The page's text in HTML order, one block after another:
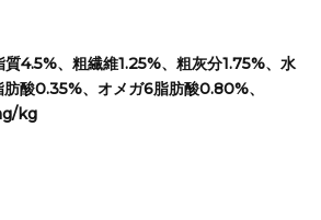
4.5%、粗繊維1.25%、粗灰分1.75%、水
酸0.35%、オメガ6脂肪酸0.80%、
kg